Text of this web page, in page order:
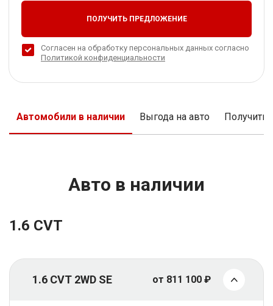
ПОЛУЧИТЬ ПРЕДЛОЖЕНИЕ
Согласен на обработку персональных данных согласно
Политикой конфиденциальности
Автомобили в наличии Выгода на авто Получить
Авто в наличии
1.6 CVT
1.6 CVT 2WD SE от 811 100 ₽